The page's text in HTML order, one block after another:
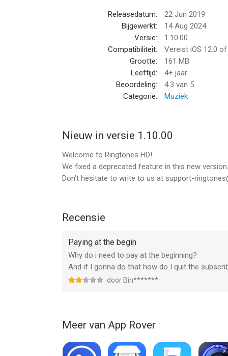
- Create ringtones your local iTunes tracks
CREATE YOUR OWN RINGTONE
- Import your music to create original ringtones!
- Record any sounds you like and transform it
- Add amazing sound effects to any of your
FREE AND EASY-TO-USE
- No iTunes synchronization needed
- Complete tutorial to explain all the steps for
- Predefined format for every tones: ringtone, text
Privacy Policy & Terms of Service: http://
ringtones@approver-studio.com
Informatie voor Ringtones HD: Ringtone Makeris
Releasedatum:
22 Jun 2019
Bijgewerkt:
14 Aug 2024
Versie:
1.10.00
Compatibiliteit:
Vereist iOS 12.0
Grootte:
161 MB
Leeftijd:
4+ jaar
Beoordeling:
4.3 van 5
Categorie:
Muziek
Nieuw in versie 1.10.00
Welcome to Ringtones HD!
We fixed a deprecated feature in this new version.
Don't hesitate to write to us at support-
Recensie
Paying at the begin
Why do i need to pay at the beginning?
And if I gonna do that how do I quit the
door Bin*******
Meer van App Rover